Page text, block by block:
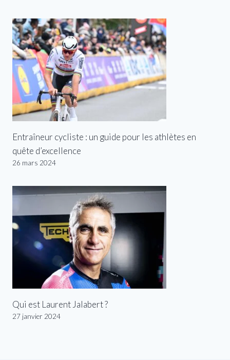
Entraîneur cycliste : un guide pour les athlètes en
quête d’excellence
26 mars 2024
Qui est Laurent Jalabert ?
27 janvier 2024